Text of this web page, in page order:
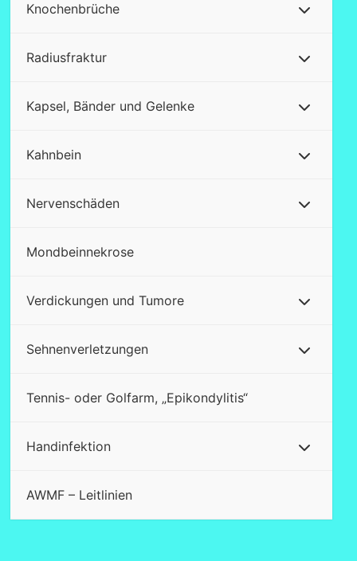
Knochenbrüche
Radiusfraktur
Kapsel, Bänder und Gelenke
Kahnbein
Nervenschäden
Mondbeinnekrose
Verdickungen und Tumore
Sehnenverletzungen
Tennis- oder Golfarm, „Epikondylitis“
Handinfektion
AWMF – Leitlinien